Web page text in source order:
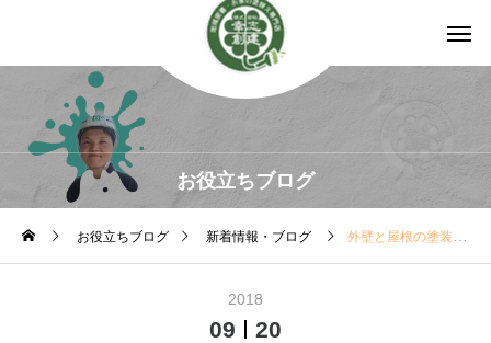
お役立ちブログ
お役立ちブログ 新着情報・ブログ 外壁と屋根の塗装は同時に行ってよいか、よくないか
2018
09 20